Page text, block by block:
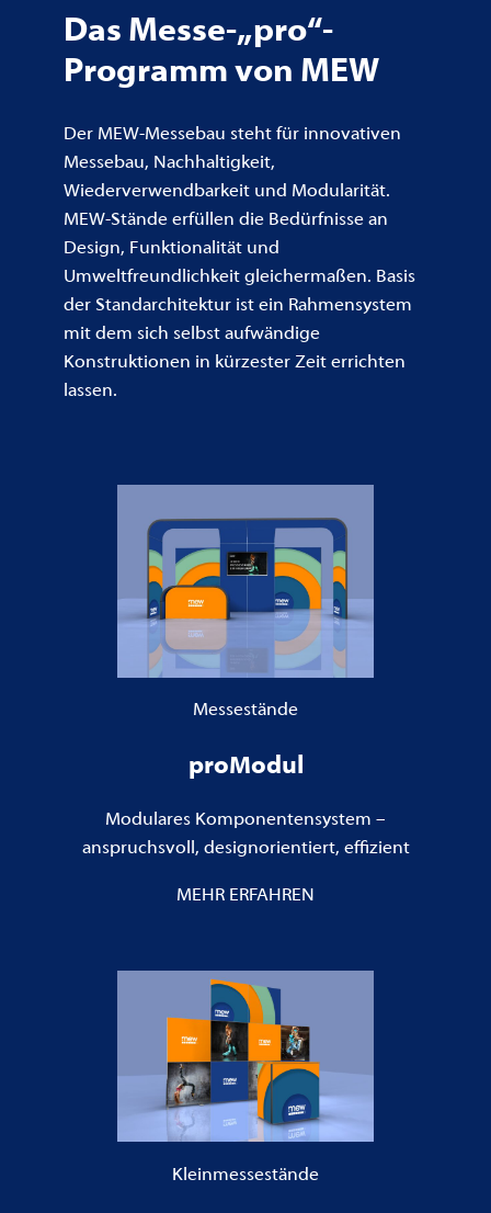
Das Messe-„pro“-
Programm von MEW
Der MEW-Messebau steht für innovativen
Messebau, Nachhaltigkeit,
Wiederverwendbarkeit und Modularität.
MEW-Stände erfüllen die Bedürfnisse an
Design, Funktionalität und
Umweltfreundlichkeit gleichermaßen. Basis
der Standarchitektur ist ein Rahmensystem
mit dem sich selbst aufwändige
Konstruktionen in kürzester Zeit errichten
lassen.
Messestände
proModul
Modulares Komponentensystem –
anspruchsvoll, designorientiert, effizient
MEHR ERFAHREN
Kleinmessestände